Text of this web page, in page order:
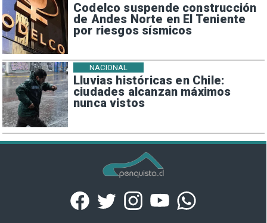
Codelco suspende construcción
de Andes Norte en El Teniente
por riesgos sísmicos
Lluvias históricas en Chile:
ciudades alcanzan máximos
nunca vistos
NACIONAL